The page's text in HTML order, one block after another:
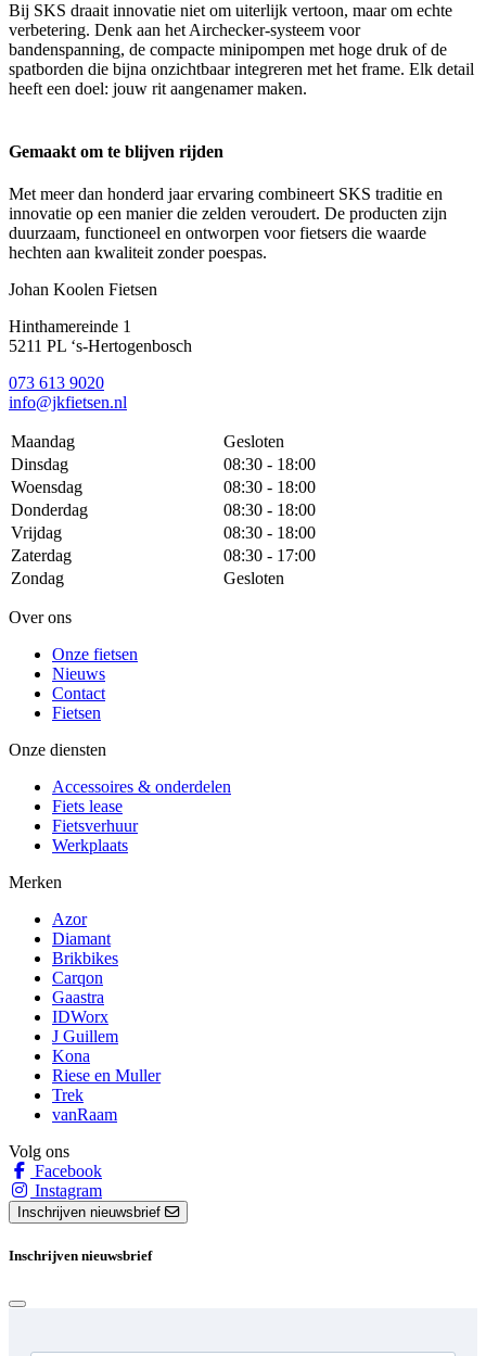
Bij SKS draait innovatie niet om uiterlijk vertoon, maar om echte
verbetering. Denk aan het Airchecker-systeem voor
bandenspanning, de compacte minipompen met hoge druk of de
spatborden die bijna onzichtbaar integreren met het frame. Elk detail
heeft een doel: jouw rit aangenamer maken.
Gemaakt om te blijven rijden
Met meer dan honderd jaar ervaring combineert SKS traditie en
innovatie op een manier die zelden veroudert. De producten zijn
duurzaam, functioneel en ontworpen voor fietsers die waarde
hechten aan kwaliteit zonder poespas.
Johan Koolen Fietsen
Hinthamereinde 1
5211 PL ‘s-Hertogenbosch
073 613 9020
info@jkfietsen.nl
Maandag
Gesloten
Dinsdag
08:30 - 18:00
Woensdag
08:30 - 18:00
Donderdag
08:30 - 18:00
Vrijdag
08:30 - 18:00
Zaterdag
08:30 - 17:00
Zondag
Gesloten
Over ons
Onze fietsen
Nieuws
Contact
Fietsen
Onze diensten
Accessoires & onderdelen
Fiets lease
Fietsverhuur
Werkplaats
Merken
Azor
Diamant
Brikbikes
Carqon
Gaastra
IDWorx
J Guillem
Kona
Riese en Muller
Trek
vanRaam
Volg ons
Facebook
Instagram
Inschrijven nieuwsbrief
Inschrijven nieuwsbrief